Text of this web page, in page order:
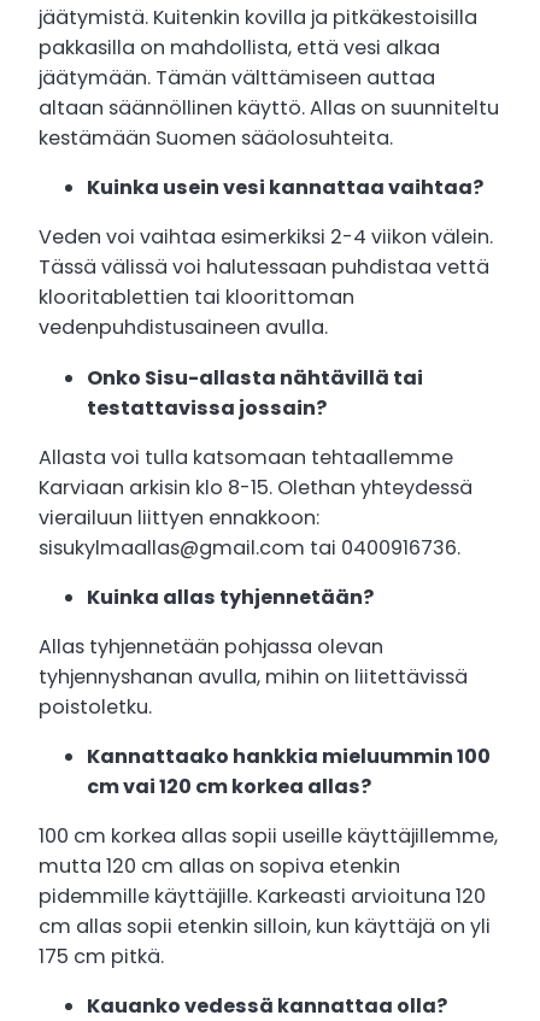
jäätymistä. Kuitenkin kovilla ja pitkäkestoisilla
pakkasilla on mahdollista, että vesi alkaa
jäätymään. Tämän välttämiseen auttaa
altaan säännöllinen käyttö. Allas on suunniteltu
kestämään Suomen sääolosuhteita.
Kuinka usein vesi kannattaa vaihtaa?
Veden voi vaihtaa esimerkiksi 2-4 viikon välein.
Tässä välissä voi halutessaan puhdistaa vettä
klooritablettien tai kloorittoman
vedenpuhdistusaineen avulla.
Onko Sisu-allasta nähtävillä tai
testattavissa jossain?
Allasta voi tulla katsomaan tehtaallemme
Karviaan arkisin klo 8-15. Olethan yhteydessä
vierailuun liittyen ennakkoon:
sisukylmaallas@gmail.com tai 0400916736.
Kuinka allas tyhjennetään?
Allas tyhjennetään pohjassa olevan
tyhjennyshanan avulla, mihin on liitettävissä
poistoletku.
Kannattaako hankkia mieluummin 100
cm vai 120 cm korkea allas?
100 cm korkea allas sopii useille käyttäjillemme,
mutta 120 cm allas on sopiva etenkin
pidemmille käyttäjille. Karkeasti arvioituna 120
cm allas sopii etenkin silloin, kun käyttäjä on yli
175 cm pitkä.
Kauanko vedessä kannattaa olla?